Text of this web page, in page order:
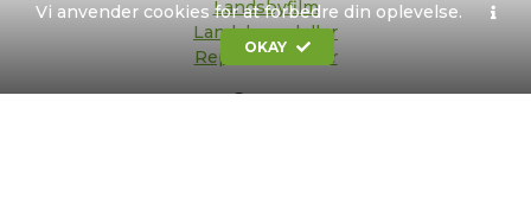
Vi anvender cookies for at forbedre din oplevelse.
OKAY
Landsbyfilm
Landsbypedeller
Repræsentanter
Om os